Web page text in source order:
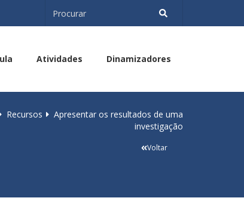
Atividades Dinamizadores
Recursos
Apresentar os resultados de uma
investigação
Voltar